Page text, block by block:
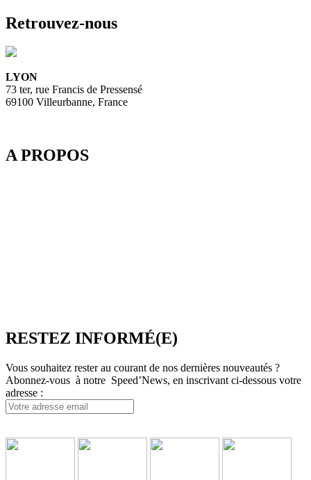
Retrouvez-nous
LYON
73 ter, rue Francis de Pressensé
69100 Villeurbanne, France
A PROPOS
RESTEZ INFORMÉ(E)
Vous souhaitez rester au courant de nos dernières nouveautés ?
Abonnez-vous à notre Speed’News, en inscrivant ci-dessous votre
adresse :